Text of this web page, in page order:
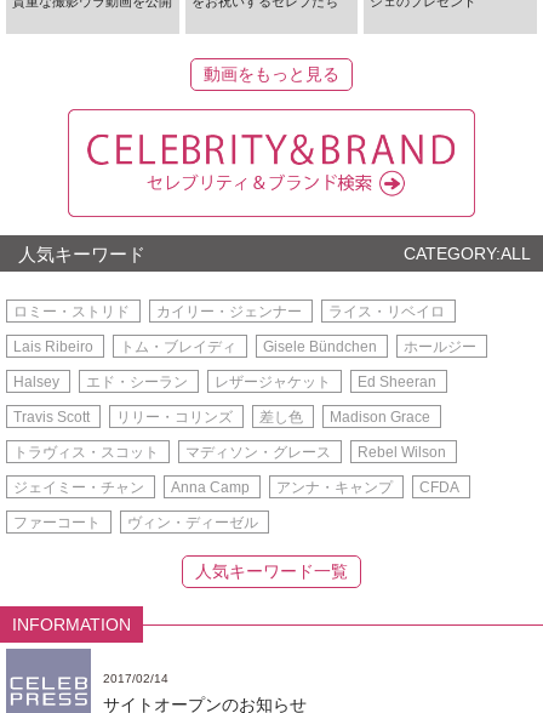
動画をもっと見る
人気キーワード CATEGORY:ALL
ロミー・ストリド カイリー・ジェンナー ライス・リベイロ
Lais Ribeiro トム・ブレイディ Gisele Bündchen ホールジー
Halsey エド・シーラン レザージャケット Ed Sheeran
Travis Scott リリー・コリンズ 差し色 Madison Grace
トラヴィス・スコット マディソン・グレース Rebel Wilson
ジェイミー・チャン Anna Camp アンナ・キャンプ CFDA
ファーコート ヴィン・ディーゼル
人気キーワード一覧
INFORMATION
2017/02/14
サイトオープンのお知らせ